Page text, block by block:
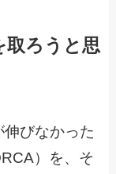
取ろうと思
びなかった
）を、そ